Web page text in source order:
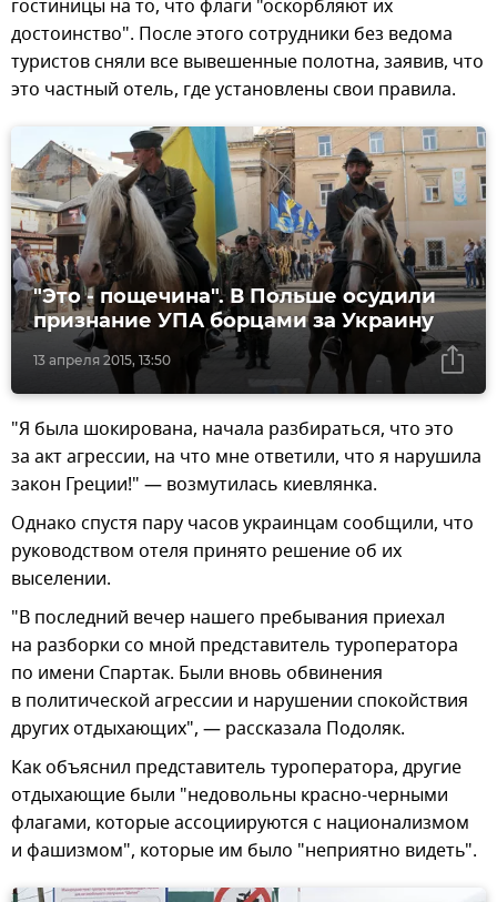
гостиницы на то, что флаги "оскорбляют их
достоинство". После этого сотрудники без ведома
туристов сняли все вывешенные полотна, заявив, что
это частный отель, где установлены свои правила.
13 апреля 2015, 13:50
"Это - пощечина". В Польше осудили
признание УПА борцами за Украину
"Я была шокирована, начала разбираться, что это
за акт агрессии, на что мне ответили, что я нарушила
закон Греции!" — возмутилась киевлянка.
Однако спустя пару часов украинцам сообщили, что
руководством отеля принято решение об их
выселении.
"В последний вечер нашего пребывания приехал
на разборки со мной представитель туроператора
по имени Спартак. Были вновь обвинения
в политической агрессии и нарушении спокойствия
других отдыхающих", — рассказала Подоляк.
Как объяснил представитель туроператора, другие
отдыхающие были "недовольны красно-черными
флагами, которые ассоциируются с национализмом
и фашизмом", которые им было "неприятно видеть".